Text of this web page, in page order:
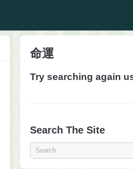
命運
Try searching again
Search The Site